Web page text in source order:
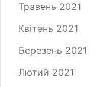
Травень 2021
Квітень 2021
Березень 2021
Лютий 2021